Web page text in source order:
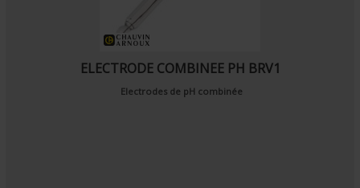
ELECTRODE COMBINEE PH BRV1
Electrodes de pH combinée